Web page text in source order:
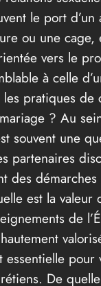
le port d’un
ou une cage,
vers le
à celle
pratiques de
? Au
souvent une
partenaires
des
est la valeur
de
essentielle pour
De